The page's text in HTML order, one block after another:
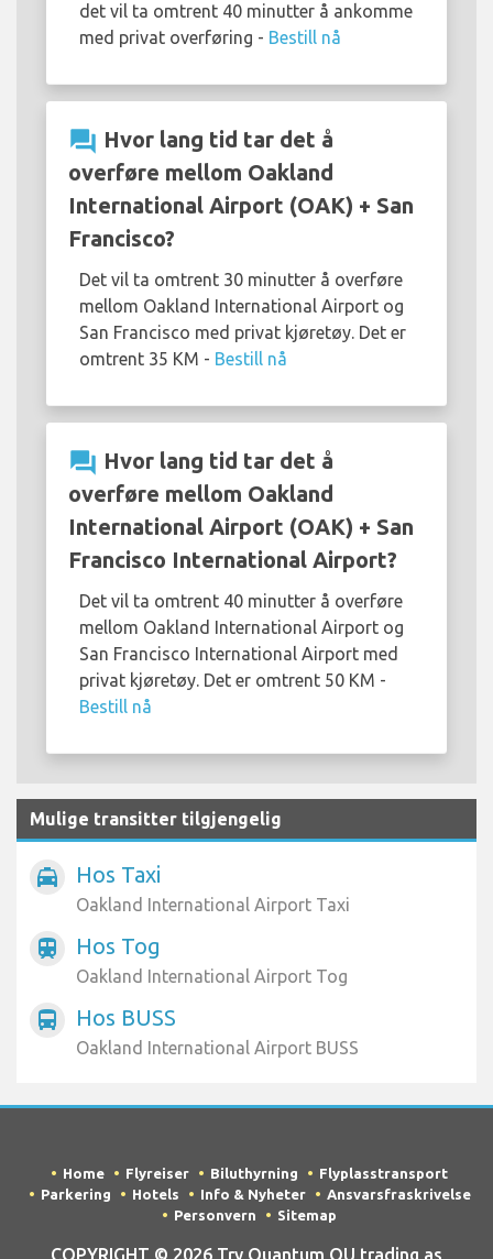
det vil ta omtrent 40 minutter å ankomme
med privat overføring - Bestill nå
question_answer Hvor lang tid tar det å
overføre mellom Oakland
International Airport (OAK) + San
Francisco?
Det vil ta omtrent 30 minutter å overføre
mellom Oakland International Airport og
San Francisco med privat kjøretøy. Det er
omtrent 35 KM - Bestill nå
question_answer Hvor lang tid tar det å
overføre mellom Oakland
International Airport (OAK) + San
Francisco International Airport?
Det vil ta omtrent 40 minutter å overføre
mellom Oakland International Airport og
San Francisco International Airport med
privat kjøretøy. Det er omtrent 50 KM -
Bestill nå
Mulige transitter tilgjengelig
local_taxi Hos Taxi
Oakland International Airport Taxi
train Hos Tog
Oakland International Airport Tog
directions_bus Hos BUSS
Oakland International Airport BUSS
Home Flyreiser Biluthyrning
Flyplasstransport
Parkering
Hotels Info & Nyheter
Ansvarsfraskrivelse
Personvern
Sitemap